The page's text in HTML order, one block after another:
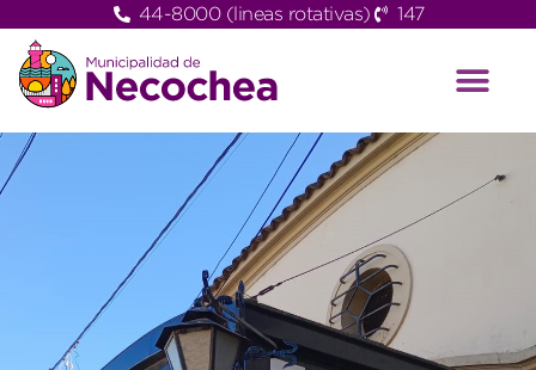
44-8000 (lineas rotativas) 147